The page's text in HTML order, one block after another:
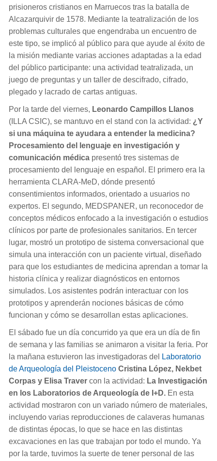
prisioneros cristianos en Marruecos tras la batalla de
Alcazarquivir de 1578. Mediante la teatralización de los
problemas culturales que engendraba un encuentro de
este tipo, se implicó al público para que ayude al éxito de
la misión mediante varias acciones adaptadas a la edad
del público participante: una actividad teatralizada, un
juego de preguntas y un taller de descifrado, cifrado,
plegado y lacrado de cartas antiguas.
Por la tarde del viernes, Leonardo Campillos Llanos
(ILLA CSIC), se mantuvo en el stand con la actividad: ¿Y
si una máquina te ayudara a entender la medicina?
Procesamiento del lenguaje en investigación y
comunicación médicapresentó tres sistemas de
procesamiento del lenguaje en español. El primero era la
herramienta CLARA-MeD, dónde presentó
consentimientos informados, orientado a usuarios no
expertos. El segundo, MEDSPANER, un reconocedor de
conceptos médicos enfocado a la investigación o estudios
clínicos por parte de profesionales sanitarios. En tercer
lugar, mostró un prototipo de sistema conversacional que
simula una interacción con un paciente virtual, diseñado
para que los estudiantes de medicina aprendan a tomar la
historia clínica y realizar diagnósticos en entornos
simulados. Los asistentes podrán interactuar con los
prototipos y aprenderán nociones básicas de cómo
funcionan y cómo se desarrollan estas aplicaciones.
El sábado fue un día concurrido ya que era un día de fin
de semana y las familias se animaron a visitar la feria. Por
la mañana estuvieron las investigadoras del
Laboratorio
de Arqueología del Pleistoceno Cristina López, Nekbet
Corpas y Elisa Travercon la actividad: La Investigación
en los Laboratorios de Arqueología de I+D. En esta
actividad mostraron con un variado número de materiales,
incluyendo varias reproducciones de calaveras humanas
de distintas épocas, lo que se hace en las distintas
excavaciones en las que trabajan por todo el mundo. Ya
por la tarde, tuvimos la suerte de tener personal de las